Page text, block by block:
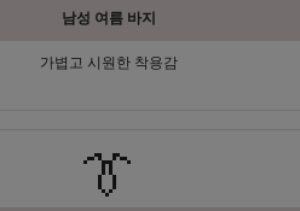
남성 여름 바지
가볍고 시원한 착용감
👔